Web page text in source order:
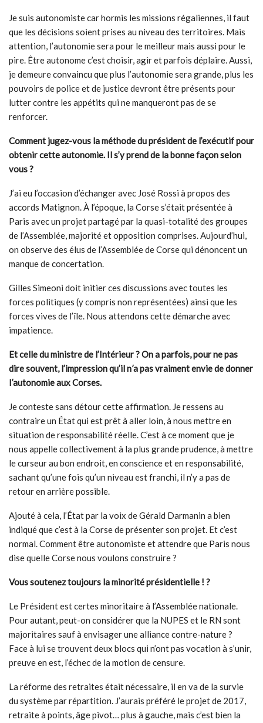
Je suis autonomiste car hormis les missions régaliennes, il faut
que les décisions soient prises au niveau des territoires. Mais
attention, l’autonomie sera pour le meilleur mais aussi pour le
pire. Être autonome c’est choisir, agir et parfois déplaire. Aussi,
je demeure convaincu que plus l’autonomie sera grande, plus les
pouvoirs de police et de justice devront être présents pour
lutter contre les appétits qui ne manqueront pas de se
renforcer.
Comment jugez-vous la méthode du président de l’exécutif pour
obtenir cette autonomie. Il s’y prend de la bonne façon selon
vous?
J’ai eu l’occasion d’échanger avec José Rossi à propos des
accords Matignon. À l’époque, la Corse s’était présentée à
Paris avec un projet partagé par la quasi-totalité des groupes
de l’Assemblée, majorité et opposition comprises. Aujourd’hui,
on observe des élus de l’Assemblée de Corse qui dénoncent un
manque de concertation.
Gilles Simeoni doit initier ces discussions avec toutes les
forces politiques (y compris non représentées) ainsi que les
forces vives de l’île. Nous attendons cette démarche avec
impatience.
Et celle du ministre de l’Intérieur ? On a parfois, pour ne pas
dire souvent, l’impression qu’il n’a pas vraiment envie de donner
l’autonomie aux Corses.
Je conteste sans détour cette affirmation. Je ressens au
contraire un État qui est prêt à aller loin, à nous mettre en
situation de responsabilité réelle. C’est à ce moment que je
nous appelle collectivement à la plus grande prudence, à mettre
le curseur au bon endroit, en conscience et en responsabilité,
sachant qu’une fois qu’un niveau est franchi, il n’y a pas de
retour en arrière possible.
Ajouté à cela, l’État par la voix de Gérald Darmanin a bien
indiqué que c’est à la Corse de présenter son projet. Et c’est
normal. Comment être autonomiste et attendre que Paris nous
dise quelle Corse nous voulons construire ?
Vous soutenez toujours la minorité présidentielle ! ?
Le Président est certes minoritaire à l’Assemblée nationale.
Pour autant, peut-on considérer que la NUPES et le RN sont
majoritaires sauf à envisager une alliance contre-nature ?
Face à lui se trouvent deux blocs qui n’ont pas vocation à s’unir,
preuve en est, l’échec de la motion de censure.
La réforme des retraites était nécessaire, il en va de la survie
du système par répartition. J’aurais préféré le projet de 2017,
retraite à points, âge pivot… plus à gauche, mais c’est bien la